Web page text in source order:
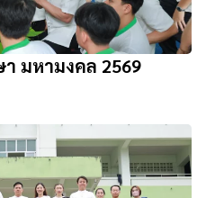
มหามงคล 2569